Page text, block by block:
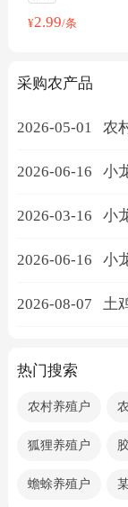
¥2.99/条
采购农产品
2026-05-01 农
2026-06-16 小
2026-03-16 小
2026-06-16 小
2026-08-07
土
热门搜索
农村养殖户
狐狸养殖户
蟾蜍养殖户